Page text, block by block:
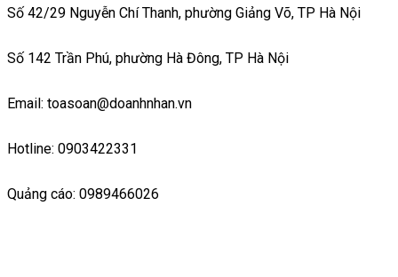
Số 42/29 Nguyễn Chí Thanh, phường Giảng Võ, TP Hà Nội
Số 142 Trần Phú, phường Hà Đông, TP Hà Nội
Email: toasoan@doanhnhan.vn
Hotline: 0903422331
Quảng cáo: 0989466026